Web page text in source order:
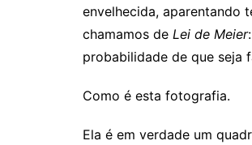
envelhecida, aparentando
chamamos de Lei de Meier
probabilidade de que seja
Como é esta fotografia.
Ela é em verdade um